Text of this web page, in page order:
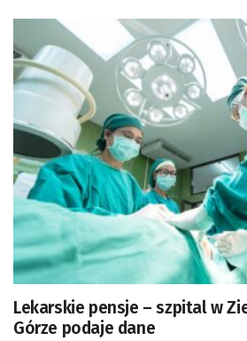
Lekarskie pensje – szpital w
Górze podaje dane